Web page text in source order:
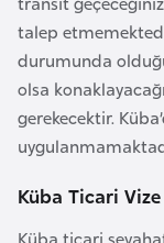
talep
durumunda
olsa
gerekecektir.
Küba Ticari
a
y
c
a
n
B